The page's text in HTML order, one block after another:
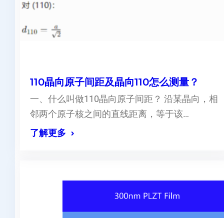
110晶向原子间距及晶向110怎么测量？
一、什么叫做110晶向原子间距？ 沿某晶向，相
邻两个原子核之间的直线距离，等于该…
了解更多